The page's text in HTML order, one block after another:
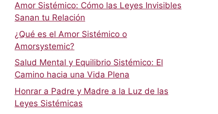
Amor Sistémico: Cómo las Leyes Invisibles
Sanan tu Relación
¿Qué es el Amor Sistémico o
Amorsystemic?
Salud Mental y Equilibrio Sistémico: El
Camino hacia una Vida Plena
Honrar a Padre y Madre a la Luz de las
Leyes Sistémicas